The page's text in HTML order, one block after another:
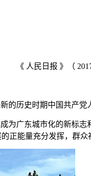
《 人民日报 》（
的历史时期中国共产党
为广东城市化的新标志
正能量充分发挥，群众